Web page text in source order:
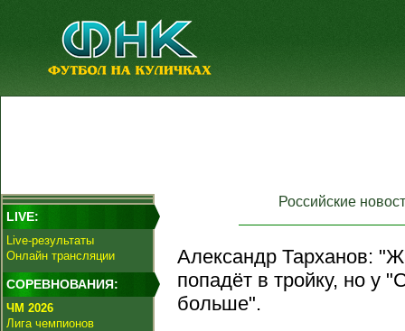
LIVE:
Live-результаты
Онлайн трансляции
СОРЕВНОВАНИЯ:
ЧМ 2026
Лига чемпионов
Российские
Александр Тарханов:
попадёт в тройку, но у
больше".